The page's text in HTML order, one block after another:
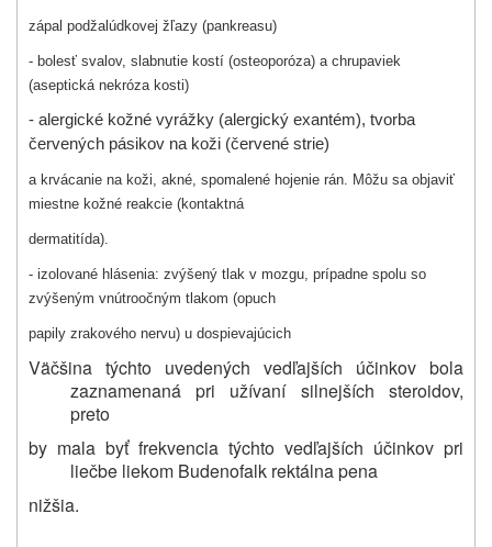
zápal podžalúdkovej žľazy (pankreasu)
- bolesť svalov, slabnutie kostí (osteoporóza) a chrupaviek
(aseptická nekróza kosti)
- alergické kožné vyrážky (alergický exantém), tvorba
červených pásikov na koži (červené strie)
a krvácanie na koži, akné, spomalené hojenie rán. Môžu sa objaviť
miestne kožné reakcie (kontaktná
dermatitída).
- izolované hlásenia: zvýšený tlak v mozgu, prípadne spolu so
zvýšeným vnútroočným tlakom (opuch
papily zrakového nervu) u dospievajúcich
Väčšina týchto uvedených vedľajších účinkov bola
zaznamenaná pri užívaní silnejších steroidov,
preto
by mala byť frekvencia týchto vedľajších účinkov pri
liečbe liekom Budenofalk rektálna pena
nižšia.